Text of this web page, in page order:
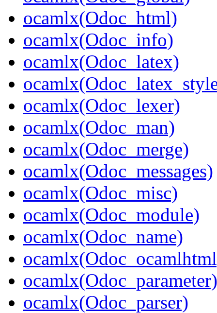
ocamlx(Odoc_html)
ocamlx(Odoc_info)
ocamlx(Odoc_latex)
ocamlx(Odoc_lexer)
ocamlx(Odoc_man)
ocamlx(Odoc_merge)
ocamlx(Odoc_messages)
ocamlx(Odoc_misc)
ocamlx(Odoc_module)
ocamlx(Odoc_name)
ocamlx(Odoc_parameter)
ocamlx(Odoc_parser)